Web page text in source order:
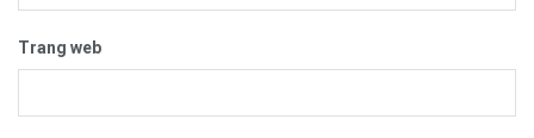
Trang web